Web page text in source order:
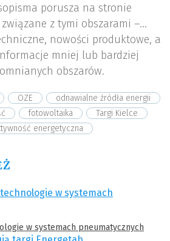
porusza na stronie
z tymi obszarami –
nowości produktowe, a
mniej lub bardziej
obszarów.
OZE
odnawialne źródła energii
fotowoltaika
Targi Kielce
energetyczna
w systemach pneumatycznych